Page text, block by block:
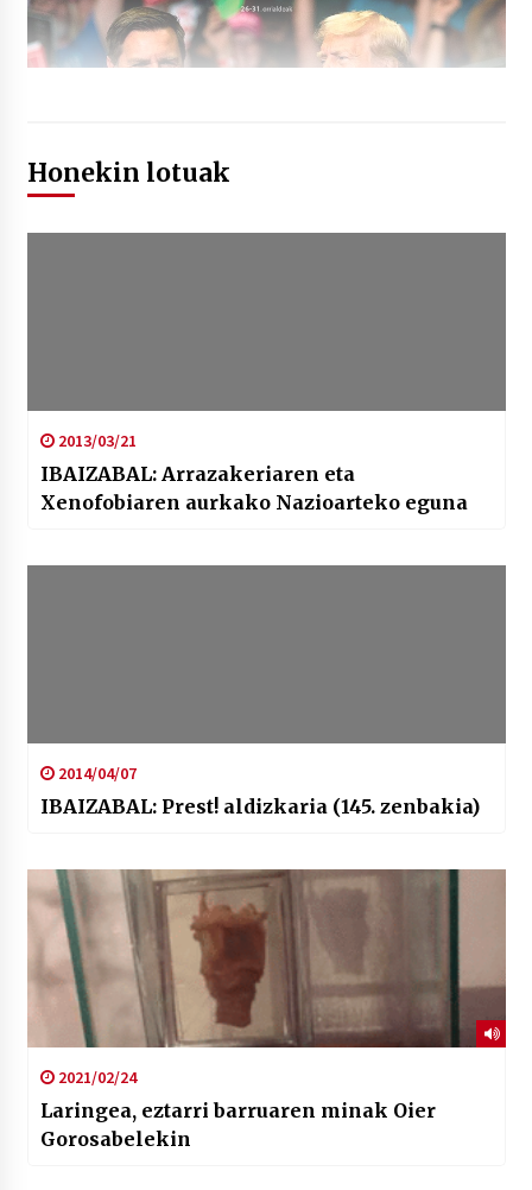
Honekin lotuak
2013/03/21
IBAIZABAL: Arrazakeriaren eta
Xenofobiaren aurkako Nazioarteko eguna
2014/04/07
IBAIZABAL: Prest! aldizkaria (145. zenbakia)
2021/02/24
Laringea, eztarri barruaren minak Oier
Gorosabelekin